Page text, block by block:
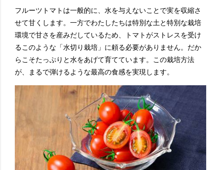
フルーツトマトは一般的に、水を与えないことで実を収縮さ
せて甘くします。一方でわたしたちは特別な土と特別な栽培
環境で甘さを産みだしているため、トマトがストレスを受け
るこのような「水切り栽培」に頼る必要がありません。だか
らこそたっぷりと水をあげて育てています。この栽培方法
が、まるで弾けるような最高の食感を実現します。